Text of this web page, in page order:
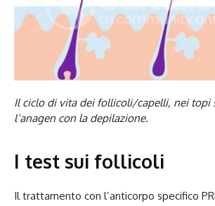
Il ciclo di vita dei follicoli/capelli, nei topi
l’anagen con la depilazione.
I test sui follicoli
Il trattamento con l’anticorpo specifico